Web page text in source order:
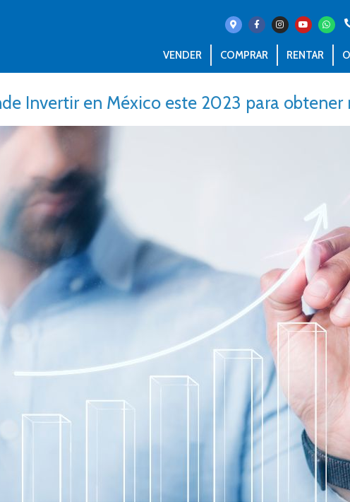
VENDER COMPRAR RENTAR
Invertir en México este 2023 para obtener